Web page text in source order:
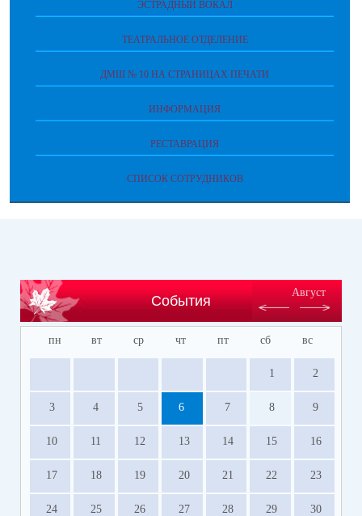
ЭСТРАДНЫЙ ВОКАЛ
ТЕАТРАЛЬНОЕ ОТДЕЛЕНИЕ
ДМШ № 10 НА СТРАНИЦАХ ПЕЧАТИ
ИНФОРМАЦИЯ
РЕСТАВРАЦИЯ
СПИСОК СОТРУДНИКОВ
События
Август
пн вт ср чт пт сб вс
1 2
3 4 5 6 7 8 9
10 11 12 13 14 15 16
17 18 19 20 21 22 23
24 25 26 27 28 29 30